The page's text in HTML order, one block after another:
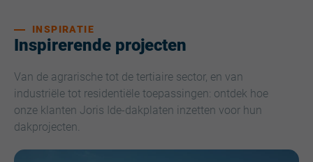
Inspirerende projecten
INSPIRATIE
Van de agrarische tot de tertiaire sector, en van
industriële tot residentiële toepassingen: ontdek hoe
onze klanten Joris Ide-dakplaten inzetten voor hun
dakprojecten.